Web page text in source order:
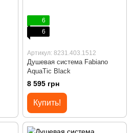
6
6
Артикул: 8231.403.1512
Душевая система Fabiano
AquaTic Black
8 595 грн
Купить!